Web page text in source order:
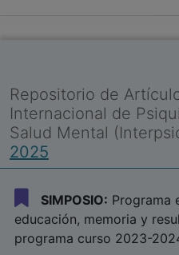
Repositorio de
Internacional de
Salud Mental
2025
SIMPOSIO: Programa
educación, memoria y
programa curso 2023-